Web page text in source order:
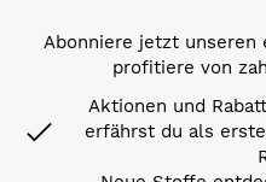
Abonniere jetzt unseren
profitiere von
Aktionen und
erfährst du als